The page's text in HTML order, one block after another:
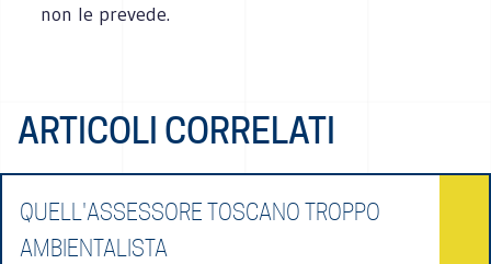
non le prevede.
ARTICOLI CORRELATI
QUELL'ASSESSORE TOSCANO TROPPO
AMBIENTALISTA